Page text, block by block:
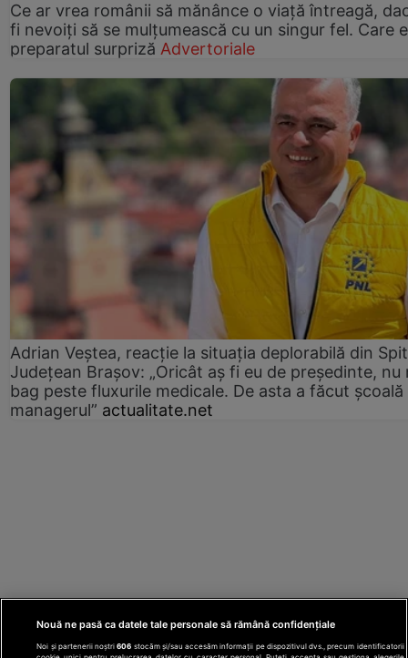
Ce ar vrea românii să mănânce o viață întreagă,
fi nevoiți să se mulțumească cu un singur fel. Care e
preparatul surpriză Advertoriale
Adrian Veștea, reacție la situația deplorabilă din
Județean Brașov: „Oricât aș fi eu de președinte, nu
bag peste fluxurile medicale. De asta a făcut școală
managerul” actualitate.net
Nouă ne pasă ca datele tale personale să rămână confidențiale
Noi și partenerii noștri606 stocăm și/sau accesăm informații pe dispozitivul dvs., precum identificatorii